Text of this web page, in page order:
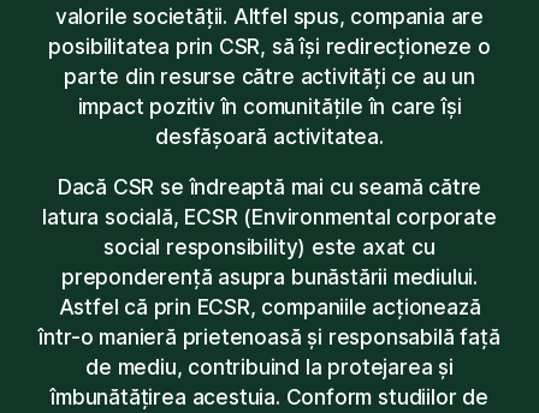
valorile societății. Altfel spus, compania are
posibilitatea prin CSR, să își redirecționeze o
parte din resurse către activități ce au un
impact pozitiv în comunitățile în care își
desfășoară activitatea.
Dacă CSR se îndreaptă mai cu seamă către
latura socială, ECSR (Environmental corporate
social responsibility) este axat cu
preponderență asupra bunăstării mediului.
Astfel că prin ECSR, companiile acționează
într-o manieră prietenoasă și responsabilă față
de mediu, contribuind la protejarea și
îmbunătățirea acestuia. Conform studiilor de